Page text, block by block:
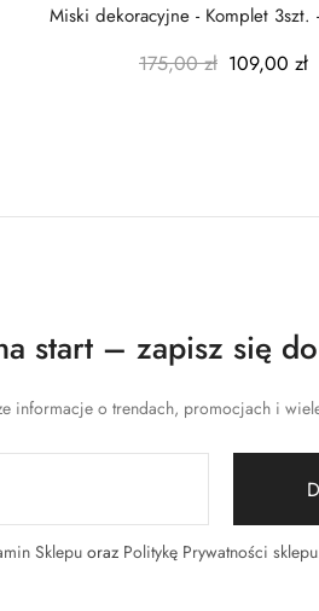
Miski dekoracyjne - Komplet 3szt.
175,00 zł 109,00 zł
start – zapisz się
informacje o trendach, promocjach i
Sklepuoraz Politykę Prywatności sklepu